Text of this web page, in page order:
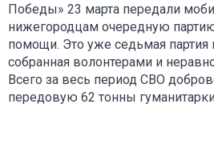
Победы» 23 марта передали
нижегородцам очередную
помощи. Это уже седьмая партия
собранная волонтерами и
Всего за весь период СВО
передовую 62 тонны